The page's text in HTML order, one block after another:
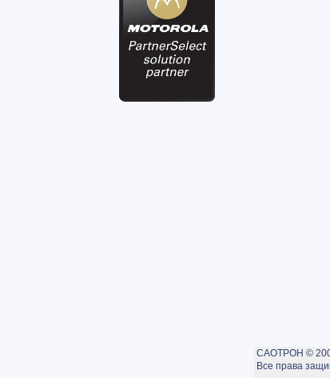
САОТРОН ©
Все права